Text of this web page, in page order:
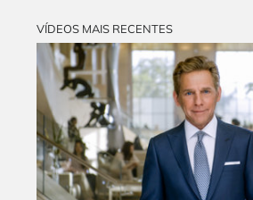
VÍDEOS MAIS RECENTES